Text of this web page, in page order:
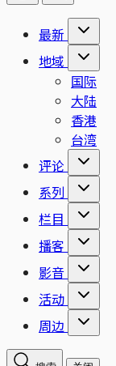
最新
地域
国际
大陆
香港
台湾
评论
系列
栏目
播客
影音
活动
周边